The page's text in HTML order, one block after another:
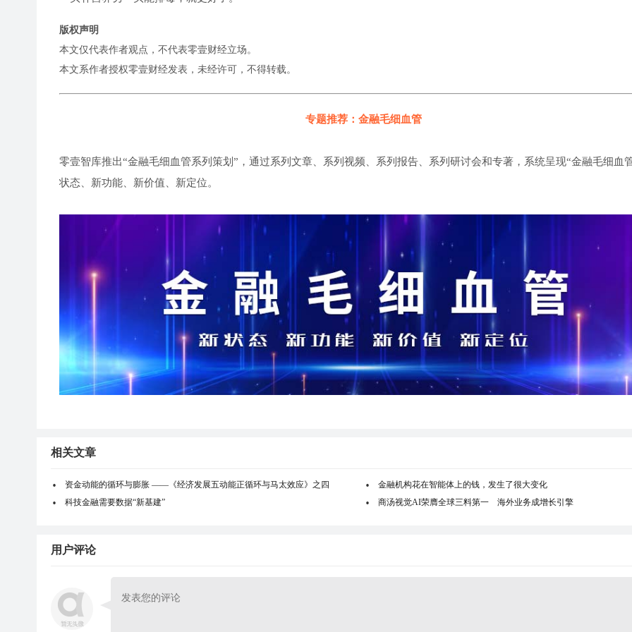
版权声明
本文仅代表作者观点，不代表零壹财经立场。
本文系作者授权零壹财经发表，未经许可，不得转载。
专题推荐：金融毛细血管
零壹智库推出“金融毛细血管系列策划”，通过系列文章、系列视频、系列报告、系列研讨会和专著，系统呈现“金融毛细血
状态、新功能、新价值、新定位。
相关文章
资金动能的循环与膨胀 ——《经济发展五动能正循环与马太效应》之四
金融机构花在智能体上的钱，发生了很大变化
科技金融需要数据“新基建”
商汤视觉AI荣膺全球三料第一 海外业务成增长引擎
用户评论